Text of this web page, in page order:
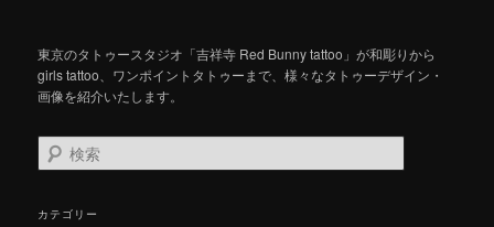
東京のタトゥースタジオ「吉祥寺 Red Bunny tattoo」が和彫りから
girls tattoo、ワンポイントタトゥーまで、様々なタトゥーデザイン・
画像を紹介いたします。
検
索
カテゴリー